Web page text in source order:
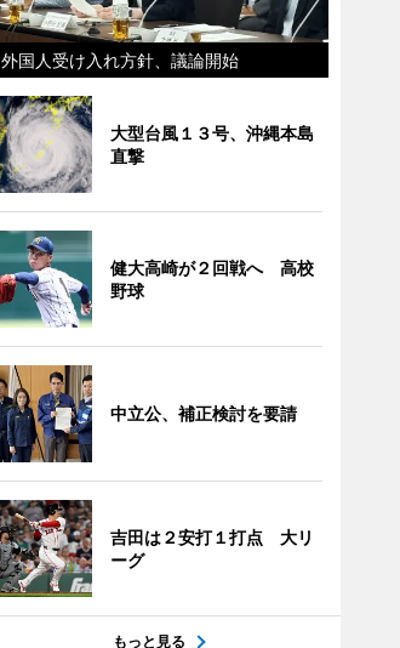
外国人受け入れ方針、議論開始
大型台風１３号、沖縄本島
直撃
健大高崎が２回戦へ 高校
野球
中立公、補正検討を要請
吉田は２安打１打点 大リ
ーグ
もっと見る